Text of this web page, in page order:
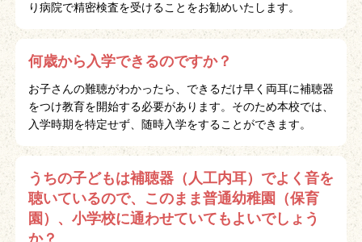
り病院で精密検査を受けることをお勧めいたします。
何歳から入学できるのですか？
お子さんの難聴がわかったら、できるだけ早く両耳に補聴器
をつけ教育を開始する必要があります。そのため本校では、
入学時期を特定せず、随時入学をすることができます。
うちの子どもは補聴器（人工内耳）でよく音を
聴いているので、このまま普通幼稚園（保育
園）、小学校に通わせていてもよいでしょう
か？